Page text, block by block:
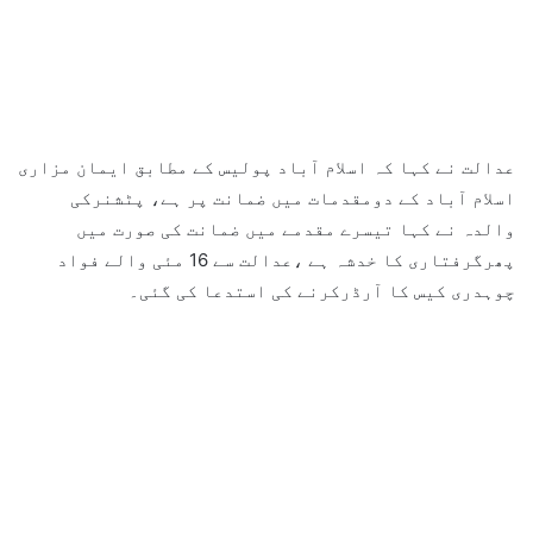
عدالت نے کہا کہ اسلام آباد پولیس کے مطابق ایمان مزاری
اسلام آباد کے دومقدمات میں ضمانت پر ہے، پٹشنرکی
والدہ نے کہا تیسرے مقدمے میں ضمانت کی صورت میں
پھرگرفتاری کا خدشہ ہے ،عدالت سے 16 مئی والے فواد
چوہدری کیس کا آرڈرکرنے کی استدعا کی گئی۔